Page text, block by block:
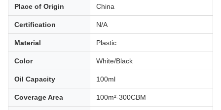
Place of Origin China
Certification N/A
Material Plastic
Color White/Black
Oil Capacity 100ml
Coverage Area 100m²-300CBM